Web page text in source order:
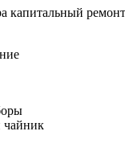
капитальный
чайник